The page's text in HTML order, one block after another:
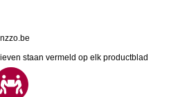
staan vermeld op elk productblad